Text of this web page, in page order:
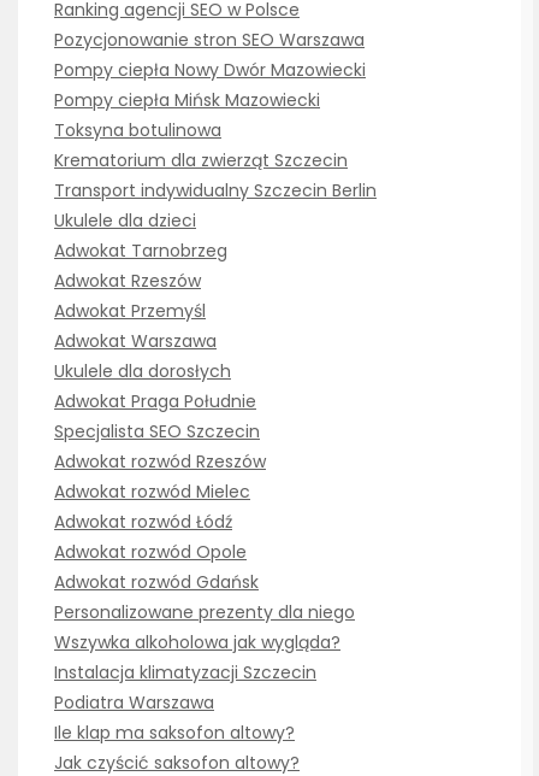
Ranking agencji SEO w Polsce
Pozycjonowanie stron SEO Warszawa
Pompy ciepła Nowy Dwór Mazowiecki
Pompy ciepła Mińsk Mazowiecki
Toksyna botulinowa
Krematorium dla zwierząt Szczecin
Transport indywidualny Szczecin Berlin
Ukulele dla dzieci
Adwokat Tarnobrzeg
Adwokat Rzeszów
Adwokat Przemyśl
Adwokat Warszawa
Ukulele dla dorosłych
Adwokat Praga Południe
Specjalista SEO Szczecin
Adwokat rozwód Rzeszów
Adwokat rozwód Mielec
Adwokat rozwód Łódź
Adwokat rozwód Opole
Adwokat rozwód Gdańsk
Personalizowane prezenty dla niego
Wszywka alkoholowa jak wygląda?
Instalacja klimatyzacji Szczecin
Podiatra Warszawa
Ile klap ma saksofon altowy?
Jak czyścić saksofon altowy?